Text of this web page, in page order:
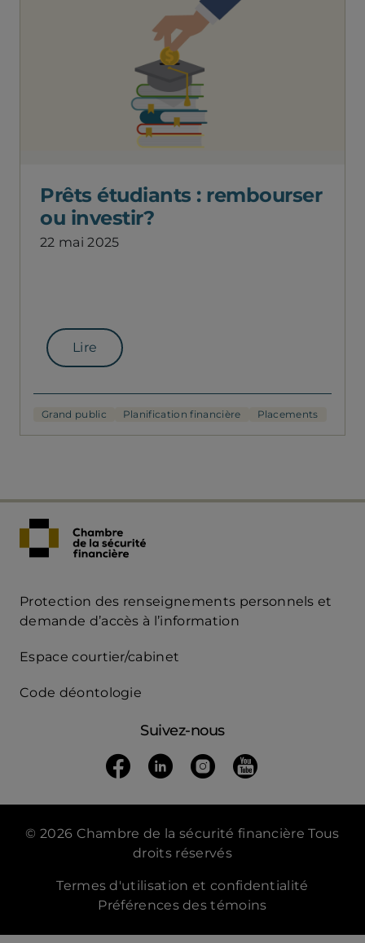
Prêts étudiants : rembourser
ou investir?
22 mai 2025
Lire
Grand public Planification financière Placements
Acces
mobile
Protection des renseignements personnels et
demande d’accès à l’information
Espace courtier/cabinet
Code déontologie
Suivez-nous
Suivez nous sur Facebook
(ouvre dans un nouvel onglet)
Suivez-nous Linkedin
(ouvre dans un nouvel
Suivez nous sur
(ouvre dans un nouvel
Suivez nous sur
(ouvre dans un
© 2026 Chambre de la sécurité financière Tous
droits réservés
Termes d'utilisation et confidentialité
Préférences des témoins